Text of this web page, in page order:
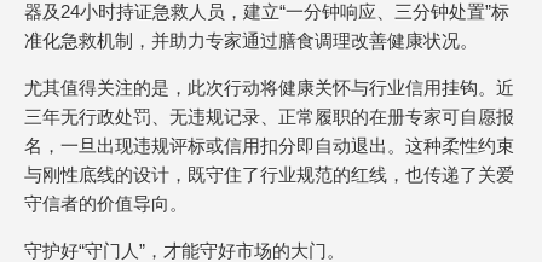
器及24小时持证急救人员，建立“一分钟响应、三分钟处置”标
准化急救机制，并助力专家通过膳食调理改善健康状况。
尤其值得关注的是，此次行动将健康关怀与行业信用挂钩。近
三年无行政处罚、无违规记录、正常履职的在册专家可自愿报
名，一旦出现违规评标或信用扣分即自动退出。这种柔性约束
与刚性底线的设计，既守住了行业规范的红线，也传递了关爱
守信者的价值导向。
守护好“守门人”，才能守好市场的大门。